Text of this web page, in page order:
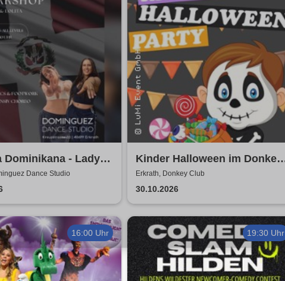
Dominikana - Ladys
/ Laura (Lolita) &
Dance Studio
Kinder Halloween im Donkey
- by LuMi Event GmbH
Erkrath, Donkey Club
30.10.2026
16:00 Uhr 19:30 Uhr